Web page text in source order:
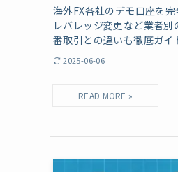
海外FX各社のデモ口座を
レバレッジ変更など業者
番取引との違いも徹底ガイ
2025-06-06